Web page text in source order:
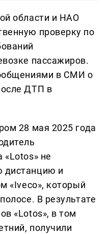
области и НАО
проверку по
пассажиров.
в СМИ о
ДТП в
28 мая 2025 года
«Lotos» не
дистанцию и
«Iveco», который
В результате
«Lotos», в том
получили